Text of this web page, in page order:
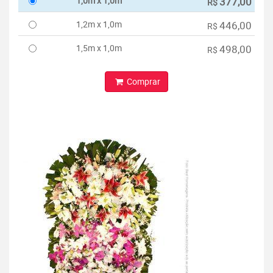
1,2m x 1,0m R$ 446,00
1,5m x 1,0m R$ 498,00
Comprar